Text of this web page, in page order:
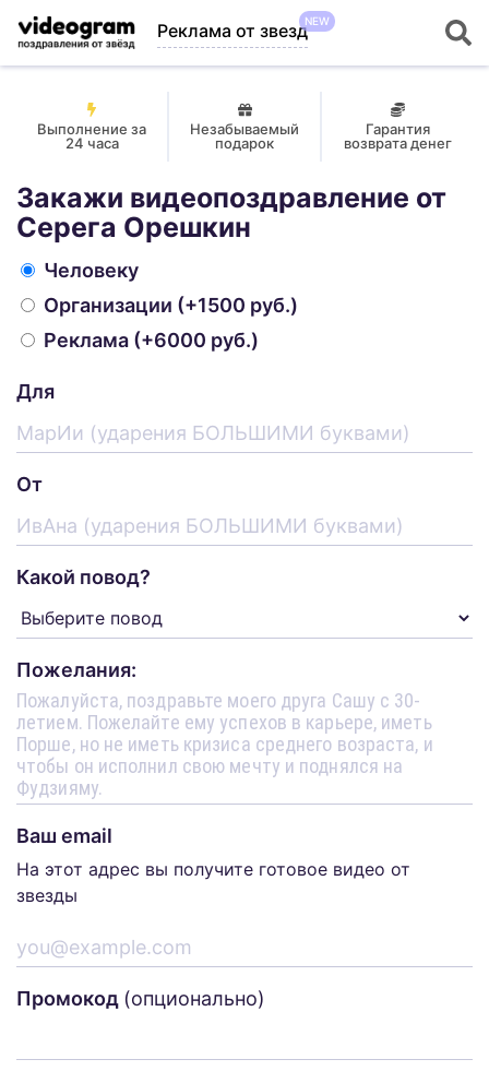
Реклама от звездNEW
Выполнение за
24 часа
Незабываемый
подарок
Гарантия
возврата денег
Закажи видеопоздравление от
Серега Орешкин
Человеку
Организации (+1500 руб.)
Реклама (+6000 руб.)
Для
От
Какой повод?
Пожелания:
Ваш email
На этот адрес вы получите готовое видео от
звезды
Промокод (опционально)